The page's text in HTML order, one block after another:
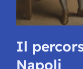
Il
Napoli